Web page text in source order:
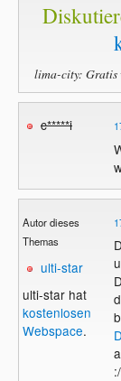
lima-city: Gratis
c*****i
Autor dieses
Themas
ulti-star
ulti-star hat
kostenlosen
Webspace.
:/